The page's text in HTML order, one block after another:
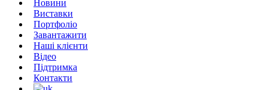
Новини
Виставки
Портфоліо
Завантажити
Наші клієнти
Відео
Підтримка
Контакти